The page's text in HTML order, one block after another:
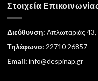
Στοιχεία
Διεύθυνση: Απλωταριάς
Τηλέφωνο: 22710 26857
Email: info@despinap.gr